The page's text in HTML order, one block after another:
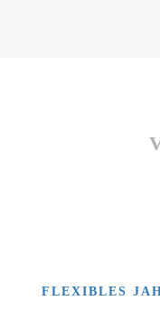
FLEXIBLES